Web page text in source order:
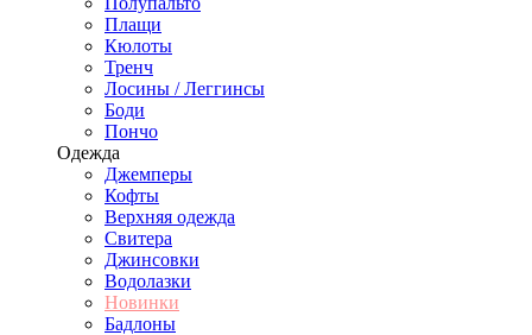
Плащи
Кюлоты
Тренч
Лосины / Леггинсы
Боди
Пончо
Одежда
Джемперы
Кофты
Верхняя одежда
Свитера
Джинсовки
Водолазки
Новинки
Бадлоны